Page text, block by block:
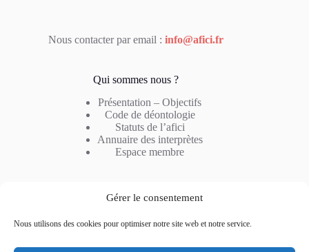
Gérer le consentement
Nous utilisons des cookies pour optimiser notre site web et notre service.
Nous contacter par email :info@afici.fr
Qui sommes nous ?
Présentation – Objectifs
Code de déontologie
Statuts de l’afici
Annuaire des interprètes
Espace membre
Notre métier
Type d’interprétation